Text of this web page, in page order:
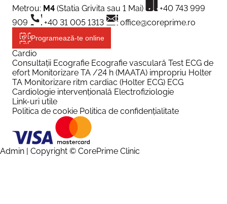
Metrou: M4 (Statia Grivita sau 1 Mai)
+40 743 999
909
+40 31 005 1313 office@coreprime.ro
Programează-te online
Cardio
Consultații Ecografie Ecografie vasculară Test ECG de
efort Monitorizare TA /24 h (MAATA) impropriu Holter
TA Monitorizare ritm cardiac (Holter ECG) ECG
Cardiologie intervențională Electrofiziologie
Link-uri utile
Politica de cookie Politica de confidențialitate
Admin | Copyright © CorePrime Clinic